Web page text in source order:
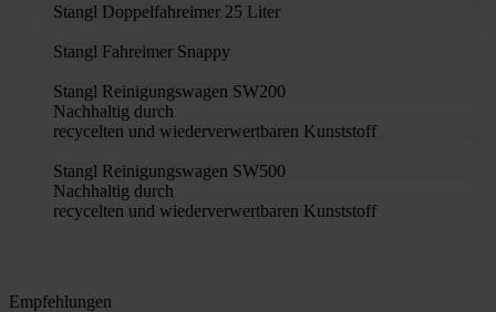
Stangl Doppelfahreimer 25 Liter
Stangl Fahreimer Snappy
Stangl Reinigungswagen SW200
Nachhaltig durch
recycelten und wiederverwertbaren Kunststoff
Stangl Reinigungswagen SW500
Nachhaltig durch
recycelten und wiederverwertbaren Kunststoff
Empfehlungen